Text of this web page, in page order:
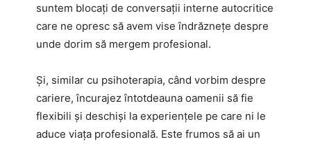
suntem blocați de conversații interne autocritice
care ne opresc să avem vise îndrăznețe despre
unde dorim să mergem profesional.
Și, similar cu psihoterapia, când vorbim despre
cariere, încurajez întotdeauna oamenii să fie
flexibili și deschiși la experiențele pe care ni le
aduce viața profesională. Este frumos să ai un